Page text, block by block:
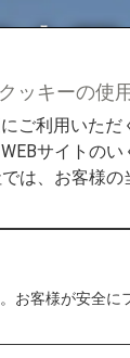
国
クッキーの使
ご利用いた
サイトの
は、お客様
お客様が安全に